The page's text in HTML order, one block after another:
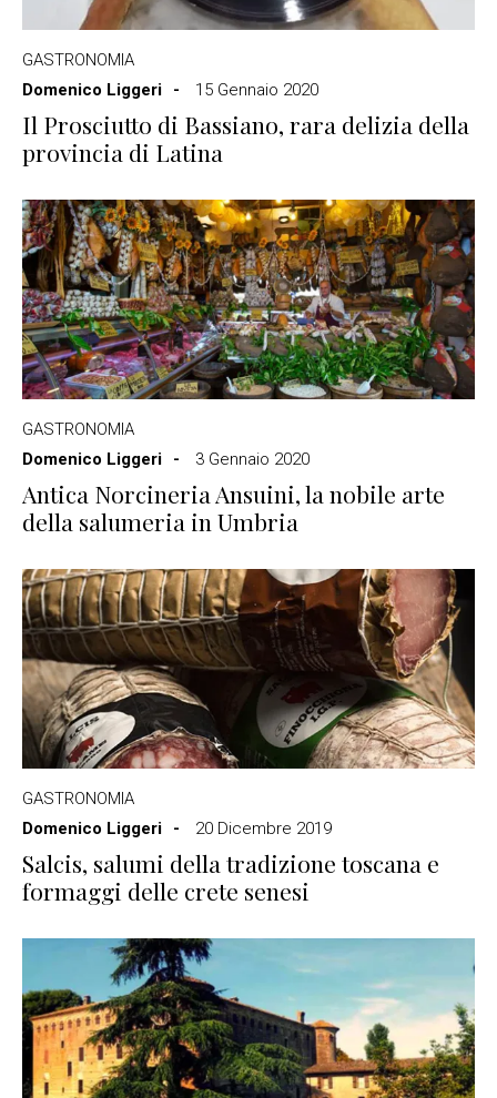
GASTRONOMIA
Domenico Liggeri
15 Gennaio 2020
Il Prosciutto di Bassiano, rara delizia della
provincia di Latina
GASTRONOMIA
Domenico Liggeri
3 Gennaio 2020
Antica Norcineria Ansuini, la nobile arte
della salumeria in Umbria
GASTRONOMIA
Domenico Liggeri
20 Dicembre 2019
Salcis, salumi della tradizione toscana e
formaggi delle crete senesi